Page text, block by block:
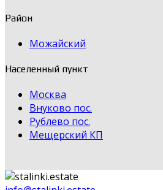
Район
Можайский
Населенный пункт
Москва
Внуково пос.
Рублево пос.
Мещерский КП